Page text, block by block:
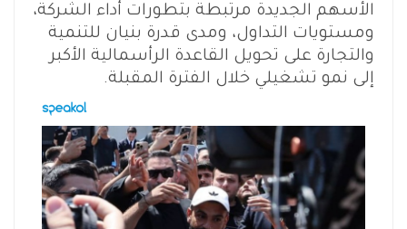
الأسهم الجديدة مرتبطة بتطورات أداء الشركة،
ومستويات التداول، ومدى قدرة بنيان للتنمية
والتجارة على تحويل القاعدة الرأسمالية الأكبر
إلى نمو تشغيلي خلال الفترة المقبلة.